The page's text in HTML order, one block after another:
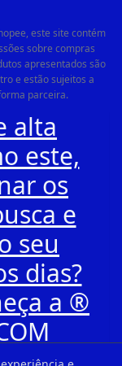
este site contém
sobre compras
apresentados são
e estão sujeitos a
parceira.
alta
este,
os
e
seu
dias?
a ®